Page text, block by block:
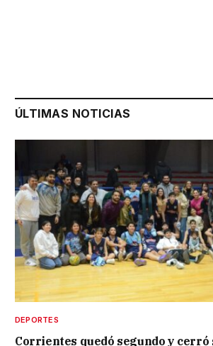
ÚLTIMAS NOTICIAS
DEPORTES
Corrientes quedó segundo y cerró